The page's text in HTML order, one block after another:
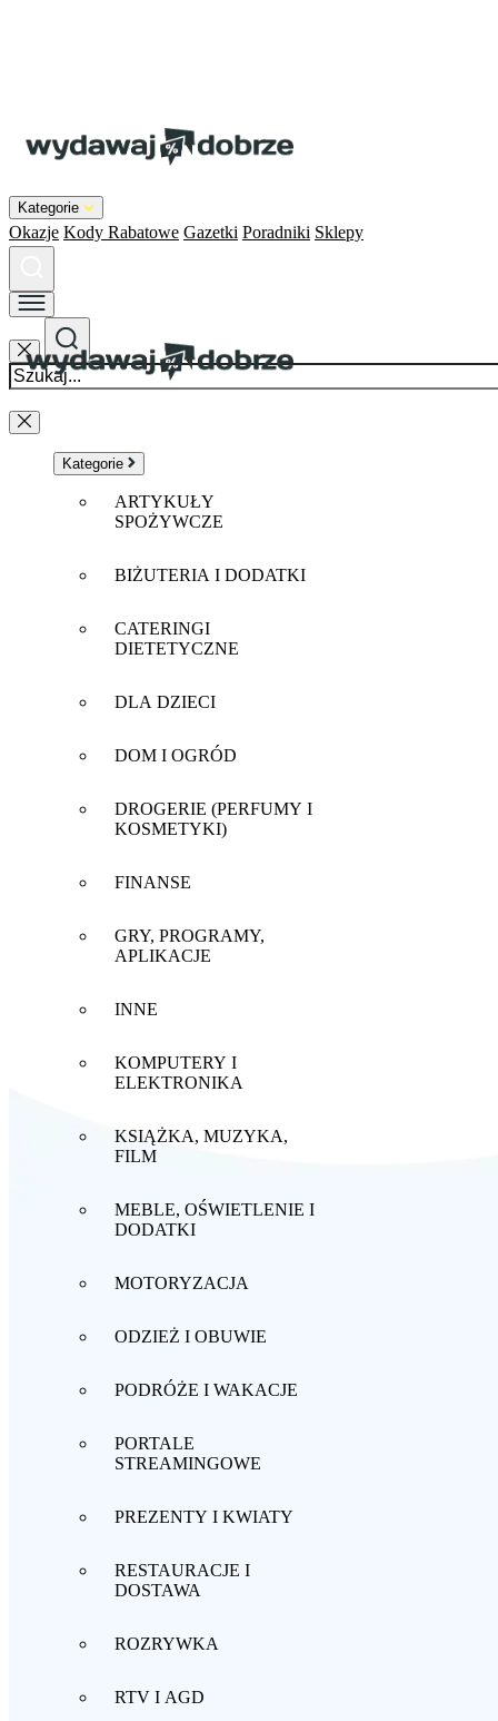
Kategorie
Okazje Kody Rabatowe Gazetki Poradniki Sklepy
Kategorie
ARTYKUŁY
SPOŻYWCZE
BIŻUTERIA I DODATKI
CATERINGI
DIETETYCZNE
DLA DZIECI
DOM I OGRÓD
DROGERIE (PERFUMY I
KOSMETYKI)
FINANSE
GRY, PROGRAMY,
APLIKACJE
INNE
KOMPUTERY I
ELEKTRONIKA
KSIĄŻKA, MUZYKA,
FILM
MEBLE, OŚWIETLENIE I
DODATKI
MOTORYZACJA
ODZIEŻ I OBUWIE
PODRÓŻE I WAKACJE
PORTALE
STREAMINGOWE
PREZENTY I KWIATY
RESTAURACJE I
DOSTAWA
ROZRYWKA
RTV I AGD